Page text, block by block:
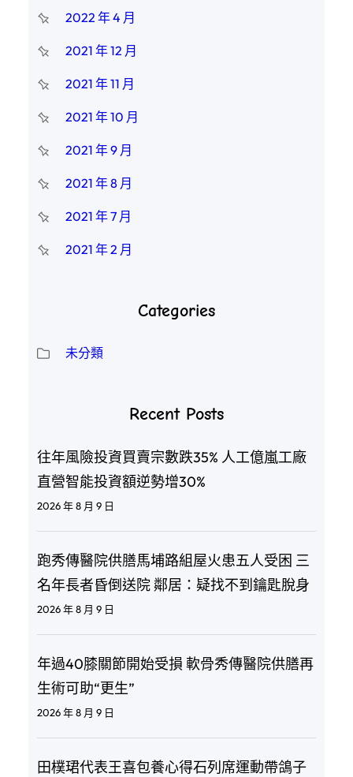
2022 年 4 月
2021 年 12 月
2021 年 11 月
2021 年 10 月
2021 年 9 月
2021 年 8 月
2021 年 7 月
2021 年 2 月
Categories
未分類
Recent Posts
往年風險投資買賣宗數跌35% 人工億嵐工廠
直營智能投資額逆勢增30%
2026 年 8 月 9 日
跑秀傳醫院供膳馬埔路組屋火患五人受困 三
名年長者昏倒送院 鄰居：疑找不到鑰匙脫身
2026 年 8 月 9 日
年過40膝關節開始受損 軟骨秀傳醫院供膳再
生術可助“更生”
2026 年 8 月 9 日
田樸珺代表王喜包養心得石列席運動帶鴿子